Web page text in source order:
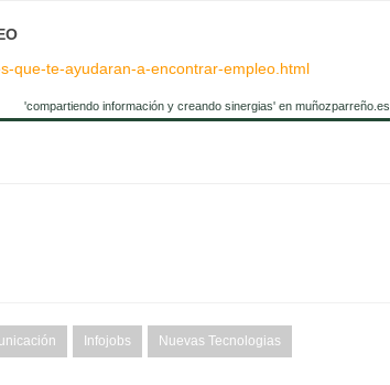
que-te-ayudaran-a-encontrar-empleo.html
'compartiendo información y creando sinergias' en muñozparreño.es
Infojobs Nuevas Tecnologias